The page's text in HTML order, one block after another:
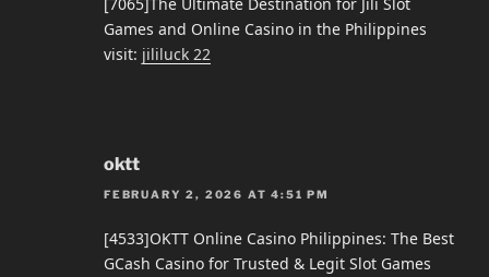
Games and Online Casino in the Philippines
visit: jililuck 22
oktt
FEBRUARY 2, 2026 AT 4:51 PM
[4533]OKTT Online Casino Philippines: The Best
GCash Casino for Trusted & Legit Slot Games